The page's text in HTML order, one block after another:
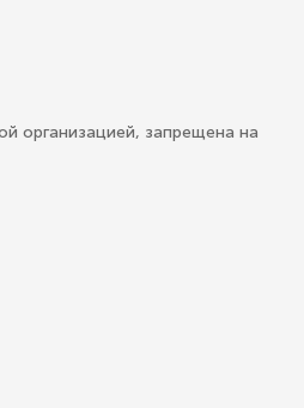
организацией, запрещена на